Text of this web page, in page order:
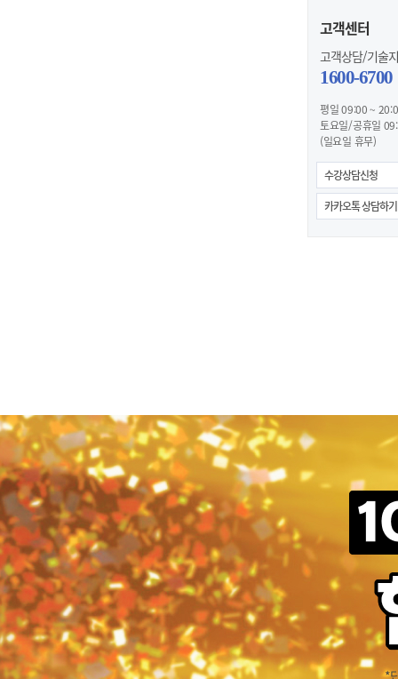
고객센터
고객상담/기술
1600-6700
평일 09:00 ~
토요일/공휴일
(일요일 휴무)
수강상담신청
카카오톡 상담하기